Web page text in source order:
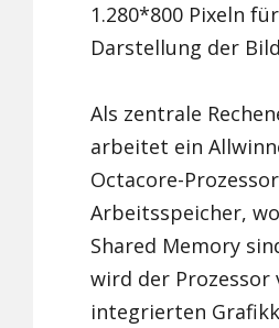
1.280*800 Pixeln
Darstellung der
Als zentrale
arbeitet ein
Octacore-
Arbeitsspeicher,
Shared Memory
wird der Prozessor
integrierten